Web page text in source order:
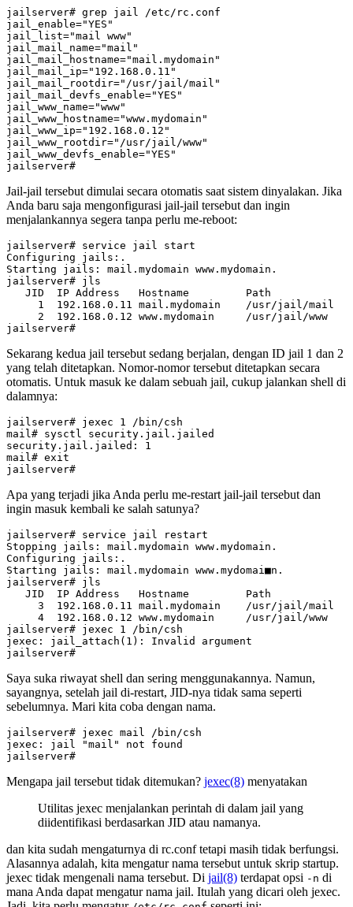
jail_enable="YES"
jail_list="mail www"
jail_mail_name="mail"
jail_mail_hostname="mail.mydomain"
jail_mail_ip="192.168.0.11"
jail_mail_rootdir="/usr/jail/mail"
jail_mail_devfs_enable="YES"
jail_www_name="www"
jail_www_hostname="www.mydomain"
jail_www_ip="192.168.0.12"
jail_www_rootdir="/usr/jail/www"
jail_www_devfs_enable="YES"
Jail-jail tersebut dimulai secara otomatis saat sistem dinyalakan. Jika
Anda baru saja mengonfigurasi jail-jail tersebut dan ingin
menjalankannya segera tanpa perlu me-reboot:
1
2
Sekarang kedua jail tersebut sedang berjalan, dengan ID jail 1 dan 2
yang telah ditetapkan. Nomor-nomor tersebut ditetapkan secara
otomatis. Untuk masuk ke dalam sebuah jail, cukup jalankan shell di
dalamnya:
jailserver# jexec 1
security.jail.jailed: 1
mail# exit
Apa yang terjadi jika Anda perlu me-restart jail-jail tersebut dan
ingin masuk kembali ke salah satunya?
3
4
jailserver# jexec 1
jexec: jail_attach ( 1 )
Saya suka riwayat shell dan sering menggunakannya. Namun,
sayangnya, setelah jail di-restart, JID-nya tidak sama seperti
sebelumnya. Mari kita coba dengan nama.
jexec: jail
"mail"
Mengapa jail tersebut tidak ditemukan? jexec(8) menyatakan
Utilitas jexec menjalankan perintah di dalam jail yang
diidentifikasi berdasarkan JID atau namanya.
dan kita sudah mengaturnya di rc.conf tetapi masih tidak berfungsi.
Alasannya adalah, kita mengatur nama tersebut untuk skrip startup.
jexec tidak mengenali nama tersebut. Di jail(8) terdapat opsi -n di
mana Anda dapat mengatur nama jail. Itulah yang dicari oleh jexec.